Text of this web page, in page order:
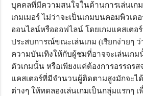
บุคคลที่มีความสนใจในด้านการเล่นเกม
เกมเมอร์ ไม่ว่าจะเป็นเกมบนคอมพิวเ
ออนไลน์หรือออฟไลน์ โดยเกมแคสเตอ
ประสบการณ์ขณะเล่นเกม (เรียกง่ายๆ ว่
ความบันเทิงให้กับผู้ชมที่อาจจะเล่นเก
ตัวเกมนั้น หรือเพียงแค่ต้องการอรรถรส
แคสเตอร์ที่มีจำนวนผู้ติดตามสูงมักจะไ
ต่างๆ ให้ทดลองเล่นเกมเป็นกลุ่มแรกๆ